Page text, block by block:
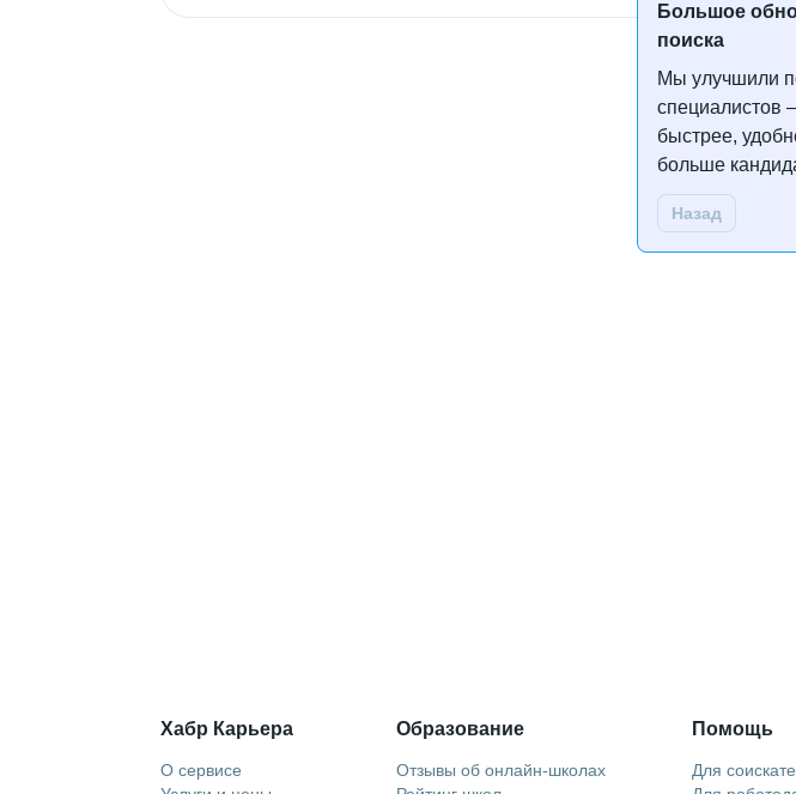
Большое
поиска
Мы улучшили
специалистов
быстрее,
больше
Назад
Хабр Карьера
О сервисе
Образование
Отзывы об онлайн-школах
Помощь
Для